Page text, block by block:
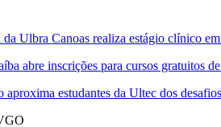
Ulbra Canoas realiza estágio clínico
abre inscrições para cursos gratuitos
aproxima estudantes da Ultec dos